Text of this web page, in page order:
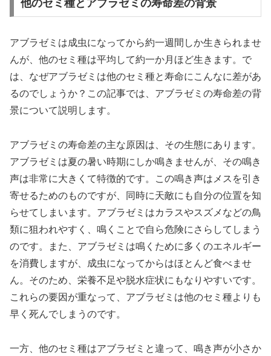
他のセミ種とアブラゼミの寿命差の背景
アブラゼミは成虫になってから約一週間しか生きられませ
んが、他のセミ種は平均して約一か月ほど生きます。で
は、なぜアブラゼミは他のセミ種と寿命にこんなに差があ
るのでしょうか？この記事では、アブラゼミの寿命差の背
景について説明します。
アブラゼミの寿命差の主な原因は、その生態にあります。
アブラゼミは夏の暑い時期にしか鳴きませんが、その鳴き
声は非常に大きくて特徴的です。この鳴き声はメスを引き
寄せるためのものですが、同時に天敵にも自分の位置を知
らせてしまいます。アブラゼミはカラスやスズメなどの鳥
類に狙われやすく、鳴くことで自ら危険にさらしてしまう
のです。また、アブラゼミは鳴くために多くのエネルギー
を消費しますが、成虫になってからはほとんど食べませ
ん。そのため、栄養不足や脱水症状にもなりやすいです。
これらの要因が重なって、アブラゼミは他のセミ種よりも
早く死んでしまうのです。
一方、他のセミ種はアブラゼミと違って、鳴き声が小さか